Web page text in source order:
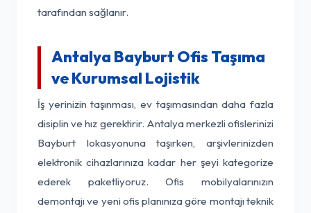
tarafından sağlanır.
Antalya Bayburt Ofis Taşıma
ve Kurumsal Lojistik
İş yerinizin taşınması, ev taşımasından daha fazla
disiplin ve hız gerektirir. Antalya merkezli ofislerinizi
Bayburt lokasyonuna taşırken, arşivlerinizden
elektronik cihazlarınıza kadar her şeyi kategorize
ederek paketliyoruz. Ofis mobilyalarınızın
demontajı ve yeni ofis planınıza göre montajı teknik